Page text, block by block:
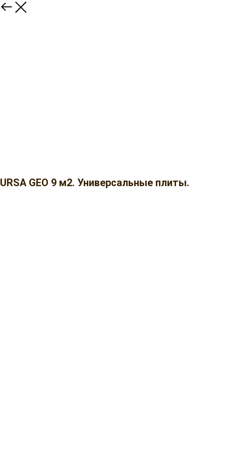
URSA GEO 9 м2. Универсальные плиты.